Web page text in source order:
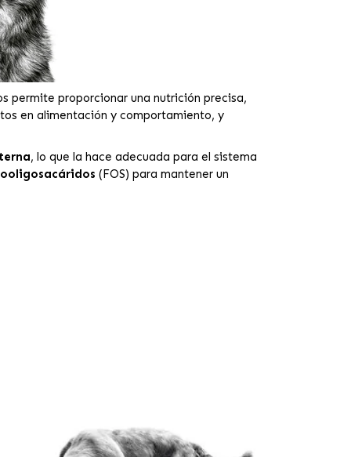
permite proporcionar una nutrición precisa,
en alimentación y comportamiento, y
, lo que la hace adecuada para el sistema
(FOS) para mantener un